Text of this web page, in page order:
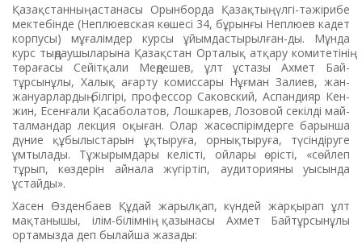
Қазақстанның астанасы ­Орын­­борда Қазақтың үлгі-тәжі­рибе
мектебінде (Неплюевская көшесі 34, бұрынғы Неплюев кадет
корпусы) мұғалімдер кур­сы ұйымдастырылған-ды. Мұнда
курс тыңдаушыларына Қазақстан Орталық атқару ко­ми­тетінің
төрағасы Сейітқали Меңдешев, ұлт ұстазы Ахмет Бай­
тұрсынұлы, Халық ағарту комиссары Нұғман Залиев, жан-
жануарлардың білгірі, профес­сор Саковский, Аспандияр Кен­
жин, Есенғали Қасаболатов, Лош­карев, Лозовой секілді май­
талмандар лекция оқыған. Олар жас­өспірімдерге барынша
дүние құбылыстарын ұқтыруға, ор­нық­тыруға, түсіндіруге
ұмтылады. Тұжырымдары келісті, ойлары өрісті, «сөйлеп
тұрып, көздерін айнала жүгіртіп, аудиторияны уысында
ұстайды».
Хасен Өзденбаев Құдай жа­рылқап, күндей жарқырап ұлт
мақ­танышы, ілім-білімнің қазы­насы Ахмет Байтұрсынұлы
ортамызда деп былайша жазады: